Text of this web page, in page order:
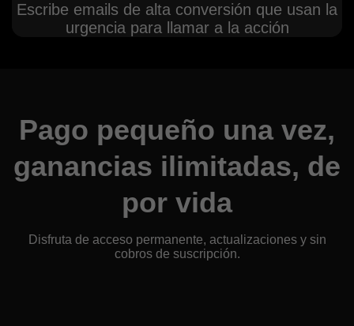
Escribe emails de alta conversión que usan la
urgencia para llamar a la acción
Pago pequeño una vez,
ganancias ilimitadas, de
por vida
Disfruta de acceso permanente, actualizaciones y sin
cobros de suscripción.